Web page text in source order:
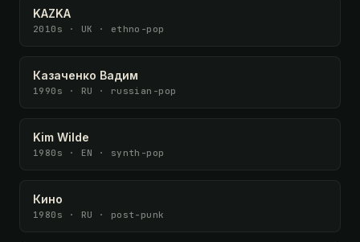
KAZKA
2010s · UK · ethno-pop
Казаченко Вадим
1990s · RU · russian-pop
Kim Wilde
1980s · EN · synth-pop
Кино
1980s · RU · post-punk